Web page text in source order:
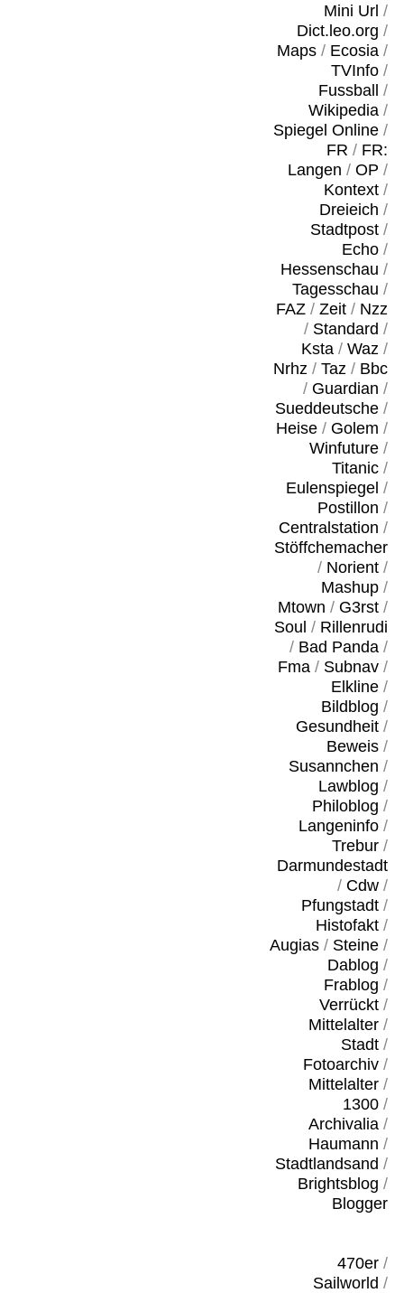
Mini Url /
Dict.leo.org /
Maps/ Ecosia/
TVInfo/
Fussball
/
Wikipedia/
Spiegel Online/
FR / FR:
Langen / OP /
Kontext/
Dreieich /
Stadtpost/
Echo/
Hessenschau /
Tagesschau /
FAZ/ Zeit/ Nzz
/ Standard /
Ksta/ Waz/
Nrhz/ Taz/ Bbc
/ Guardian /
Sueddeutsche/
Heise/ Golem /
Winfuture/
Titanic/
Eulenspiegel /
Postillon /
Centralstation /
Stöffchemacher
/ Norient/
Mashup/
Mtown / G3rst/
Soul / Rillenrudi
/ Bad Panda/
Fma/ Subnav/
Elkline/
Bildblog /
Gesundheit/
Beweis/
Susannchen /
Lawblog /
Philoblog /
Langeninfo/
Trebur/
Darmundestadt
/ Cdw/
Pfungstadt/
Histofakt/
Augias/ Steine/
Dablog /
Frablog /
Verrückt/
Mittelalter/
Stadt/
Fotoarchiv/
Mittelalter/
1300/
Archivalia/
Haumann /
Stadtlandsand /
Brightsblog /
Blogger
470er/
Sailworld /